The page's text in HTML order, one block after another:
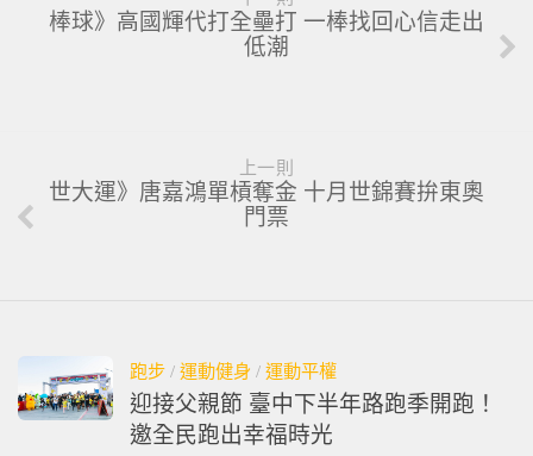
棒球》高國輝代打全壘打 一棒找回心信走出
低潮
上一則
世大運》唐嘉鴻單槓奪金 十月世錦賽拚東奧
門票
跑步 / 運動健身 / 運動平權
迎接父親節 臺中下半年路跑季開跑！
邀全民跑出幸福時光